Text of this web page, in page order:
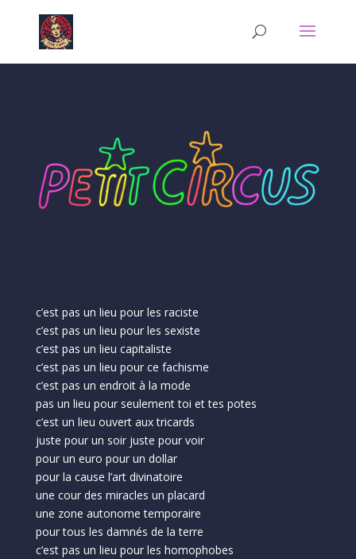
c’est pas un lieu pour les raciste
c’est pas un lieu pour les sexiste
c’est pas un lieu capitaliste
c’est pas un lieu pour ce fachisme
c’est pas un endroit à la mode
pas un lieu pour seulement toi et tes potes
c’est un lieu ouvert aux tricards
juste pour un soir juste pour voir
pour un euro pour un dollar
pour la cause l’art divinatoire
une cour des miracles un placard
une zone autonome temporaire
pour tous les damnés de la terre
c’est pas un lieu pour les homophobes